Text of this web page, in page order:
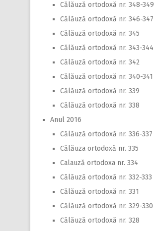
Călăuză ortodoxă nr. 348-349
Călăuză ortodoxă nr. 346-347
Călăuză ortodoxă nr. 345
Călăuză ortodoxă nr. 343-344
Călăuză ortodoxă nr. 342
Călăuză ortodoxă nr. 340-341
Călăuză ortodoxă nr. 339
Călăuză ortodoxă nr. 338
Anul 2016
Călăuză ortodoxă nr. 336-337
Călăuza ortodoxă nr. 335
Calauză ortodoxa nr. 334
Călăuză ortodoxă nr. 332-333
Călăuză ortodoxă nr. 331
Călăuză ortodoxă nr. 329-330
Călăuză ortodoxă nr. 328